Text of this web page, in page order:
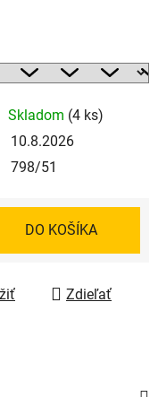
Skladom (4 ks)
10.8.2026
798/51
DO KOŠÍKA
Zdieľať